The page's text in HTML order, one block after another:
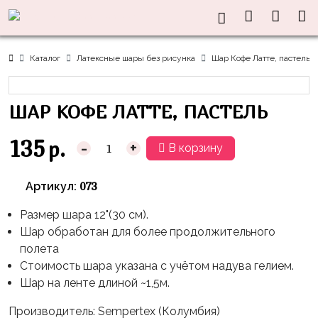
Каталог Латексные шары без рисунка Шар Кофе Латте, пастель
ШАР КОФЕ ЛАТТЕ, ПАСТЕЛЬ
135 р. - + В корзину
Артикул: 073
Размер шара 12"(30 см).
Шар обработан для более продолжительного
полета
Стоимость шара указана с учётом надува гелием.
Шар на ленте длиной ~1,5м.
Производитель: Sempertex (Колумбия)
консультация?
Акции
Каталог
Латексные
шары
без
рисунка
Латексные
с
рисунком
Фольгированные
сердца/
Праздники
8
марта
23
февраля,
Родился
День
Рождения
LOVE
Тематики
Оранжевая
Корова
Маша
и
Синий
Трактор
Миньоны
Пикачу
Леди
Баг
Информация
О нас
Доставка
и оплата
Скидки
Контакты
+7(910)888-
48-
60